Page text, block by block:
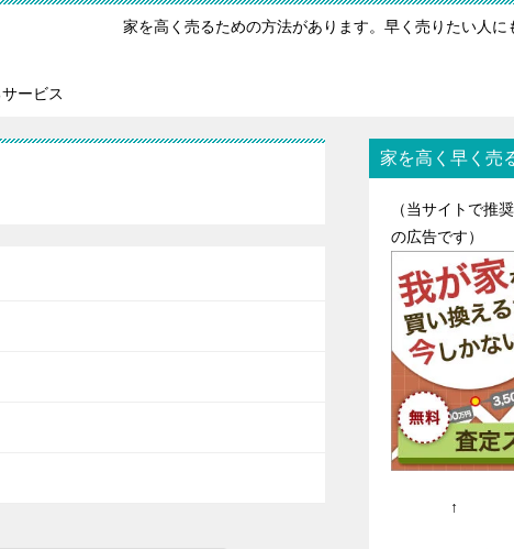
家を高く売るための方法があります。早く売りたい人に
ービス
家を高く早く売
（当サイトで推
の広告です）
↑